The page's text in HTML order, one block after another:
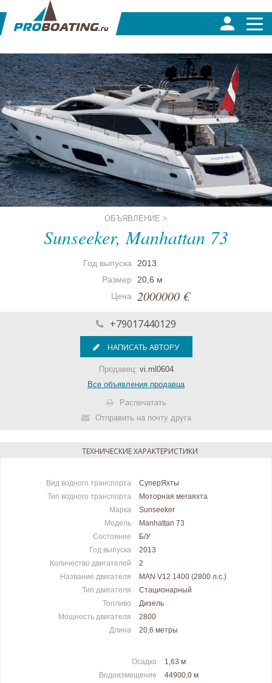
ОБЪЯВЛЕНИЕ >
Sunseeker, Manhattan 73
Год выпуска 2013
Размер
20,6 м
Цена 2000000 €
+79017440129
НАПИСАТЬ АВТОРУ
Продавец: vi.ml0604
Все объявления продавца
Распечатать
Отправить на почту друга
ТЕХНИЧЕСКИЕ ХАРАКТЕРИСТИКИ
Вид водного транспорта
СуперЯхты
Тип водного транспорта
Моторная мегаяхта
Марка
Sunseeker
Модель
Manhattan 73
Состояние
Б/У
Год выпуска
2013
Количество двигателей
2
Название двигателя
MAN V12 1400 (2800 л.с.)
Тип двигателя
Стационарный
Топливо
Дизель
Мощность двигателя
2800
Длина
20,6 метры
Осадка
1,63 м
Водоизмещение
44900,0 м